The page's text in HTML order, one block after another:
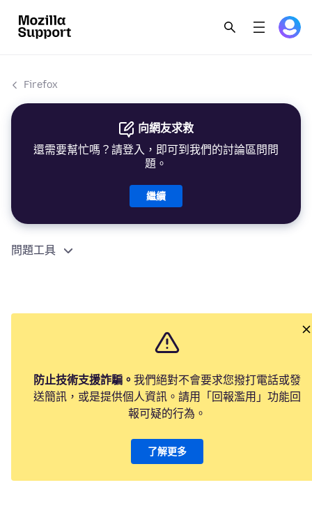
Firefox
向網友求救
還需要幫忙嗎？請登入，即可到我們的討論區問問
題。
繼續
問題工具
防止技術支援詐騙。 我們絕對不會要求您撥打電話或發
送簡訊，或是提供個人資訊。請用「回報濫用」功能回
報可疑的行為。
了解更多